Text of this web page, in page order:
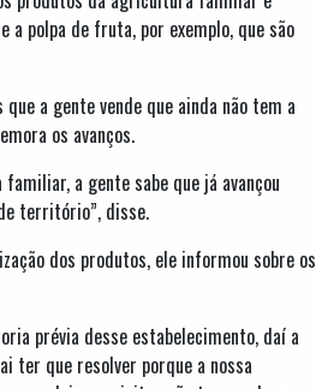
polpa de fruta, por exemplo, que são
a gente vende que ainda não tem a
os avanços.
a gente sabe que já avançou
território”, disse.
dos produtos, ele informou sobre os
prévia desse estabelecimento, daí a
ter que resolver porque a nossa